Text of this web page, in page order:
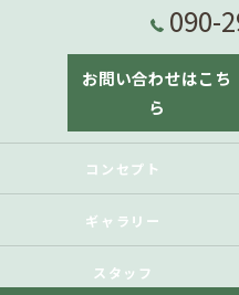
090-
お問い合わせはこち
ら
コンセプト
ギャラリー
スタッフ